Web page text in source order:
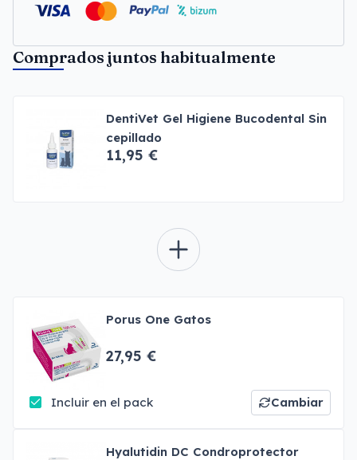
Comprados juntos habitualmente
DentiVet Gel Higiene Bucodental Sin
cepillado
11,95 €
Porus One Gatos
27,95 €
Incluir en el pack Cambiar
Hyalutidin DC Condroprotector